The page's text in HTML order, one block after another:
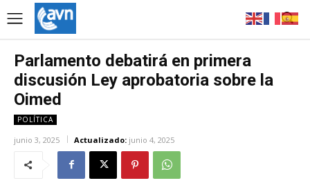
Parlamento debatirá en primera
discusión Ley aprobatoria sobre la
Oimed
POLÍTICA
junio 3, 2025 Actualizado: junio 4, 2025